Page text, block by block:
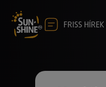
FRISS HÍREK